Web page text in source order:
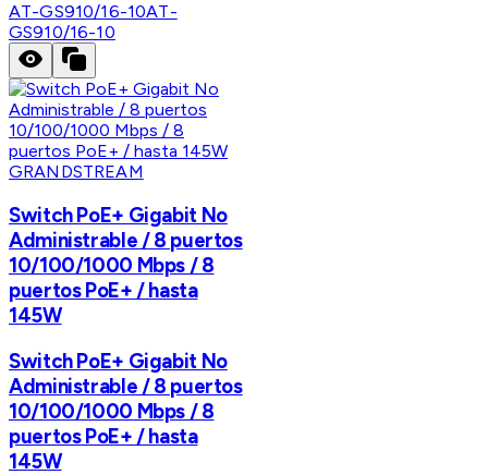
AT-GS910/16-10AT-
GS910/16-10
GRANDSTREAM
Switch PoE+ Gigabit No
Administrable / 8 puertos
10/100/1000 Mbps / 8
puertos PoE+ / hasta
145W
Switch PoE+ Gigabit No
Administrable / 8 puertos
10/100/1000 Mbps / 8
puertos PoE+ / hasta
145W